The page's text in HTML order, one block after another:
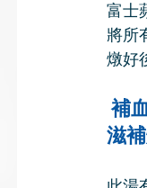
富士
將所
燉好
補
滋